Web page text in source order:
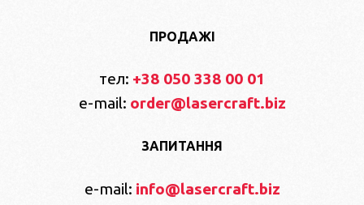
ПРОДАЖІ
тел: +38 050 338 00 01
e-mail: order@lasercraft.biz
ЗАПИТАННЯ
e-mail: info@lasercraft.biz